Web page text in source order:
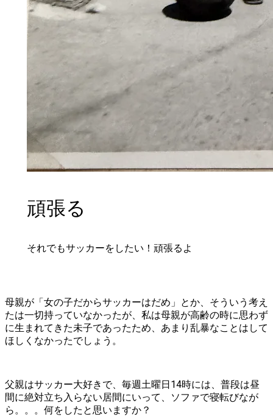
頑張る
それでもサッカーをしたい！頑張るよ
母親が「女の子だからサッカーはだめ」とか、そういう考え
たは一切持っていなかったが、私は母親が高齢の時に思わず
に生まれてきた未子であったため、あまり乱暴なことはして
ほしくなかったでしょう。
父親はサッカー大好きで、毎週土曜日14時には、普段は昼
間に絶対立ち入らない居間にいって、ソファで寝転びなが
ら。。。何をしたと思いますか？